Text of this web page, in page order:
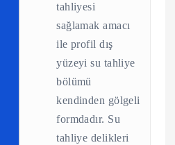
tahliyesi
sağlamak amacı
ile profil dış
yüzeyi su tahliye
bölümü
kendinden gölgeli
formdadır. Su
tahliye delikleri